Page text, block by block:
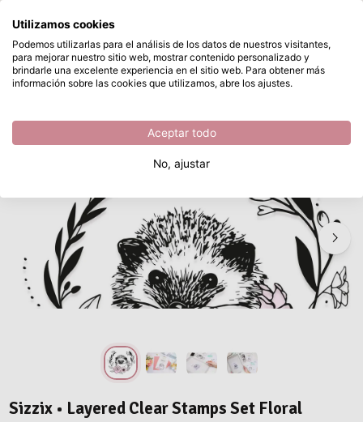
Saltar al contenido principal
Disponible desde stock Sizzix • Layered Clear Stamps Set Floral Hedgehog by Olivia Rose
/ Sellos transparantes /
Sizzix • Layered Clear Stamps Set Floral
¿Qué estás buscando?
Utilizamos cookies
Podemos utilizarlas para el análisis de los datos de nuestros visitantes,
para mejorar nuestro sitio web, mostrar contenido personalizado y
brindarle una excelente experiencia en el sitio web. Para obtener más
información sobre las cookies que utilizamos, abre los ajustes.
Aceptar todo
No, ajustar